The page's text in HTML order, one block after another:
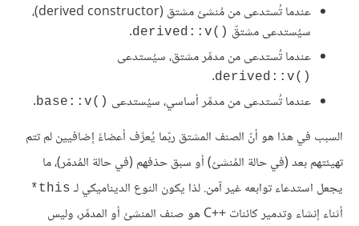
عندما تُستدعى من مُنشئ مشتق (derived constructor)،
سيُستدعى مشتقّ derived::v()‎
.
عندما تُستدعى من مدمِّر مشتق، سيُستدعى
derived::v()‎
.
عندما تُستدعى من مدمِّر أساسي، سيُستدعى base::v()‎
.
السبب في هذا هو أنّ الصنف المشتق ربّما يُعرِّف أعضاءً إضافيين لم تتم
تهيئتهم بعد (في حالة المُنشئ) أو سبق حذفهم (في حالة المُدمّر)، ما
يجعل استدعاء توابعه غير آمن. لذا يكون النوع الديناميكي لـ this*
أثناء إنشاء وتدمير كائنات C++‎ هو صنف المنشئ أو المدمِّر، وليس